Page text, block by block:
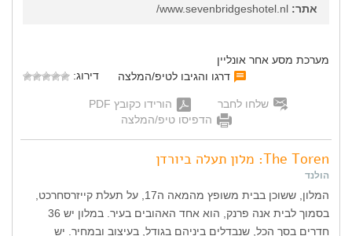
אתר:
מערכת מסע אחר אונליין
דרגו והגיבו לטיפ/המלצה
דירוג:
שלחו לחבר
הורידו כקובץ PDF
הדפיסו טיפ/המלצה
The Toren: מלון תעלה ביורדן
הולנד
המלון, ששוכן בבית משופץ מהמאה ה17, על תעלת קייזרסחרכט,
בסמוך לבית אנה פרנק, הוא אחד האהובים בעיר. במלון יש 36
חדרים בסך הכל, שנבדלים ביניהם בגודל, בעיצוב ובמחיר. יש